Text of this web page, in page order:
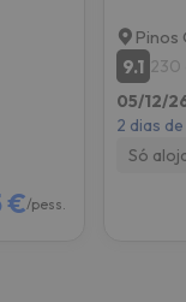
€/pess.
Pinos
9.1 230
05/12/
2 dias
Só